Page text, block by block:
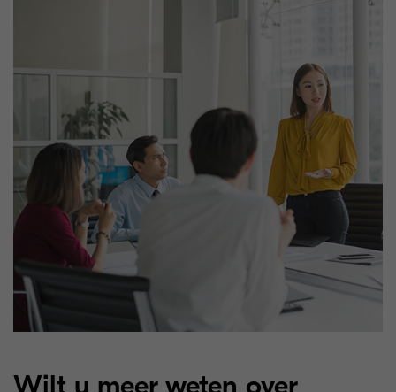
Wilt u meer weten over